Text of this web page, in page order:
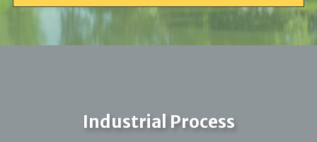
Industrial Process